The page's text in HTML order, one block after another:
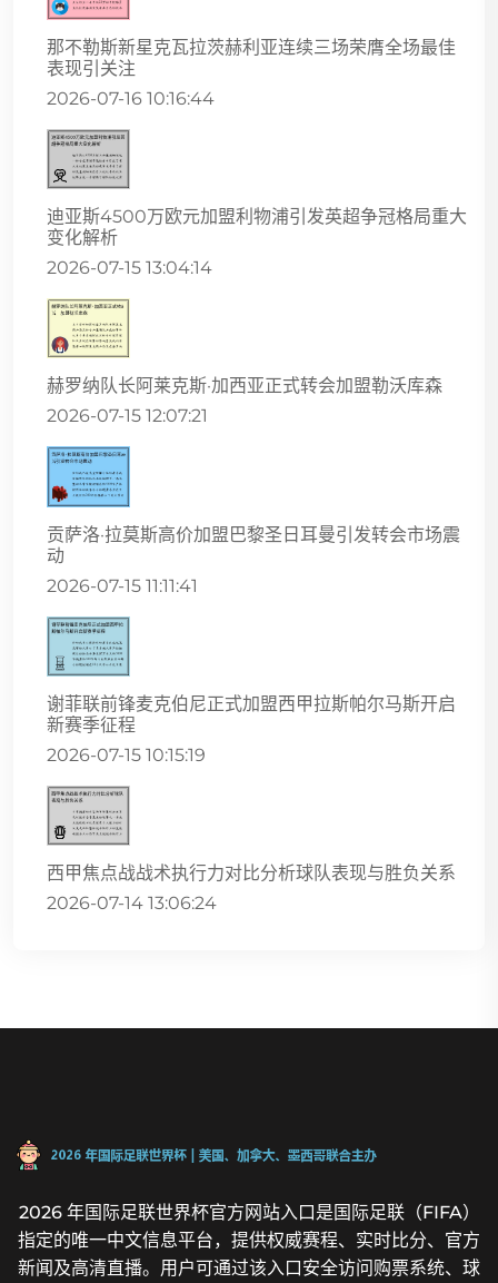
那不勒斯新星克瓦拉茨赫利亚连续三场荣膺全场最佳
表现引关注
2026-07-16 10:16:44
迪亚斯4500万欧元加盟利物浦引发英超争冠格局重大
变化解析
2026-07-15 13:04:14
赫罗纳队长阿莱克斯·加西亚正式转会加盟勒沃库森
2026-07-15 12:07:21
贡萨洛·拉莫斯高价加盟巴黎圣日耳曼引发转会市场震
动
2026-07-15 11:11:41
谢菲联前锋麦克伯尼正式加盟西甲拉斯帕尔马斯开启
新赛季征程
2026-07-15 10:15:19
西甲焦点战战术执行力对比分析球队表现与胜负关系
2026-07-14 13:06:24
2026 年国际足联世界杯官方网站入口是国际足联（FIFA）
指定的唯一中文信息平台，提供权威赛程、实时比分、官方
新闻及高清直播。用户可通过该入口安全访问购票系统、球